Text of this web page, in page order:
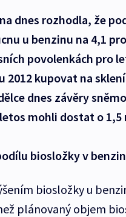
dnes rozhodla, že
u benzinu na 4,1
povolenkách pro
2012 kupovat na
dnes závěry
mohli dostat o 1,5
biosložky v
biosložky u
plánovaný objem